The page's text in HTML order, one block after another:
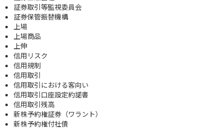
証券取引等監視委員会
証券保管振替機構
上場
上場商品
上伸
信用リスク
信用規制
信用取引
信用取引における客向い
信用取引口座設定約諾書
信用取引残高
新株予約権証券（ワラント）
新株予約権付社債